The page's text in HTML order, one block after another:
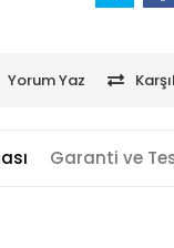
Yorum Yaz
Garanti ve